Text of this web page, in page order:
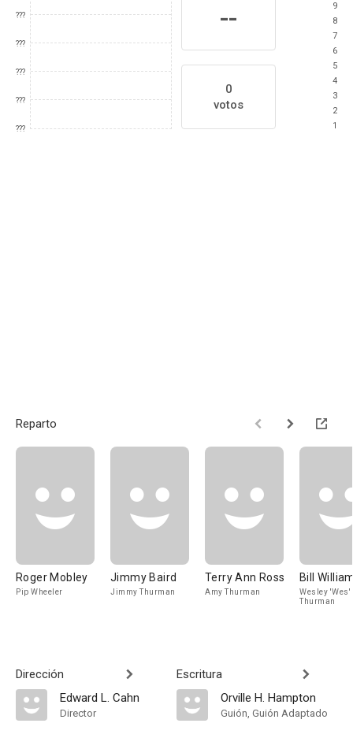
???
???
???
???
???
--
0
votos
9
8
7
6
5
4
3
2
1
Reparto
Roger Mobley
Pip Wheeler
Jimmy Baird
Jimmy Thurman
Terry Ann Ross
Amy Thurman
Bill
Wesley 'Wes'
Thurman
Dirección
Edward L. Cahn
Director
Escritura
Orville H. Hampton
Guión, Guión Adaptado